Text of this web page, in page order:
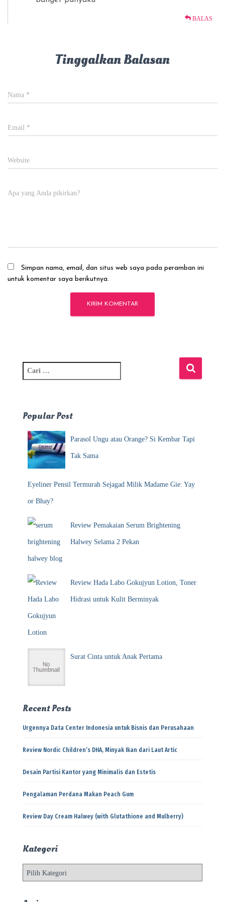
BALAS
Tinggalkan Balasan
Nama *
Email *
Website
Apa yang Anda pikirkan?
Simpan nama, email, dan situs web saya pada peramban ini
untuk komentar saya berikutnya.
a
u
Popular Post
Parasol Ungu atau Orange? Si Kembar Tapi
Tak Sama
Eyeliner Pensil Termurah Sejagad Milik Madame Gie: Yay
or Bhay?
Review Pemakaian Serum Brightening
Halwey Selama 2 Pekan
Review Hada Labo Gokujyun Lotion, Toner
Hidrasi untuk Kulit Berminyak
Surat Cinta untuk Anak Pertama
Recent Posts
Urgennya Data Center Indonesia untuk Bisnis dan Perusahaan
Review Nordic Children’s DHA, Minyak Ikan dari Laut Artic
Desain Partisi Kantor yang Minimalis dan Estetis
Pengalaman Perdana Makan Peach Gum
Review Day Cream Halwey (with Glutathione and Mulberry)
Kategori
K
a